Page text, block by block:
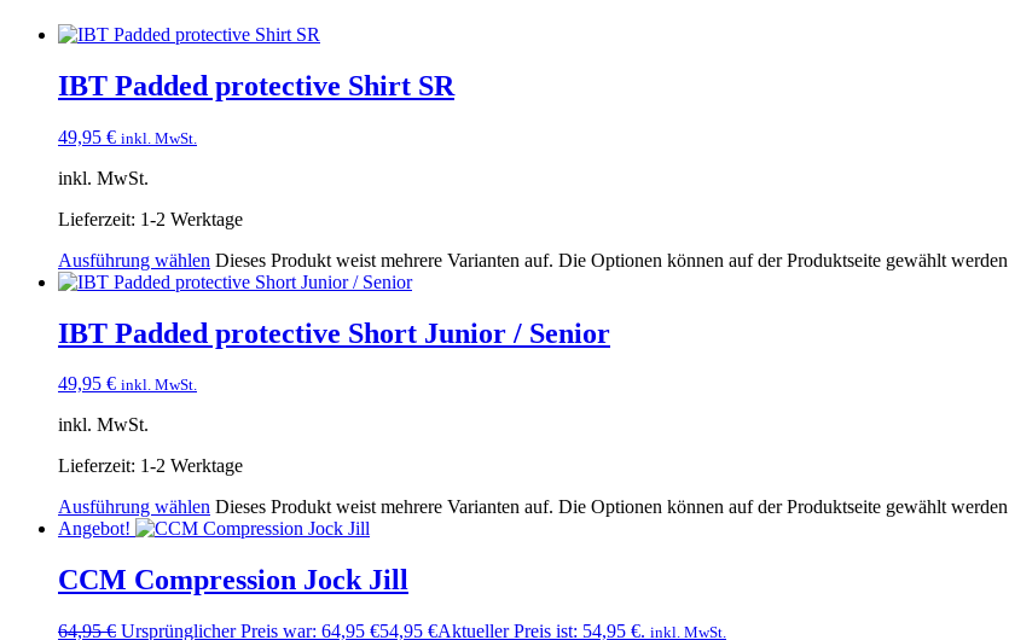
IBT Padded protective Shirt SR
49,95 € inkl. MwSt.
inkl. MwSt.
Lieferzeit: 1-2 Werktage
Ausführung wählen Dieses Produkt weist mehrere Varianten auf. Die Optionen können auf der Produktseite gewählt werden
IBT Padded protective Short Junior / Senior
49,95 € inkl. MwSt.
inkl. MwSt.
Lieferzeit: 1-2 Werktage
Ausführung wählen Dieses Produkt weist mehrere Varianten auf. Die Optionen können auf der Produktseite gewählt werden
Angebot!
CCM Compression Jock Jill
64,95€ Ursprünglicher Preis war: 64,95 €54,95 €Aktueller Preis ist: 54,95 €. inkl. MwSt.